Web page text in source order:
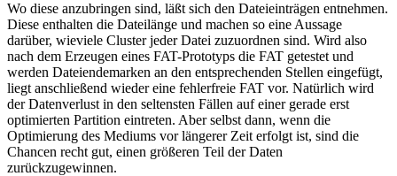
Wo diese anzubringen sind, läßt sich den Dateieinträgen entnehmen.
Diese enthalten die Dateilänge und machen so eine Aussage
darüber, wieviele Cluster jeder Datei zuzuordnen sind. Wird also
nach dem Erzeugen eines FAT-Prototyps die FAT getestet und
werden Dateiendemarken an den entsprechenden Stellen eingefügt,
liegt anschließend wieder eine fehlerfreie FAT vor. Natürlich wird
der Datenverlust in den seltensten Fällen auf einer gerade erst
optimierten Partition eintreten. Aber selbst dann, wenn die
Optimierung des Mediums vor längerer Zeit erfolgt ist, sind die
Chancen recht gut, einen größeren Teil der Daten
zurückzugewinnen.